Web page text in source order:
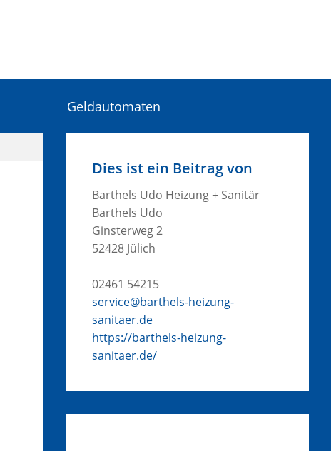
Geldautomaten
Dies ist ein Beitrag von
Barthels Udo Heizung + Sanitär
Barthels Udo
Ginsterweg 2
52428 Jülich
02461 54215
service@barthels-heizung-
sanitaer.de
https://barthels-heizung-
sanitaer.de/